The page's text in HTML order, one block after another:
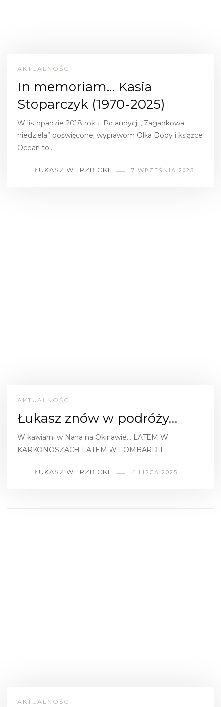
AKTUALNOŚCI
In memoriam… Kasia
Stoparczyk (1970-2025)
W listopadzie 2018 roku. Po audycji „Zagadkowa
niedziela” poświęconej wyprawom Olka Doby i książce
Ocean to…
ŁUKASZ WIERZBICKI 7 WRZEŚNIA 2025
AKTUALNOŚCI
Łukasz znów w podróży…
W kawiarni w Naha na Okinawie… LATEM W
KARKONOSZACH LATEM W LOMBARDII
ŁUKASZ WIERZBICKI 4 LIPCA 2025
AKTUALNOŚCI